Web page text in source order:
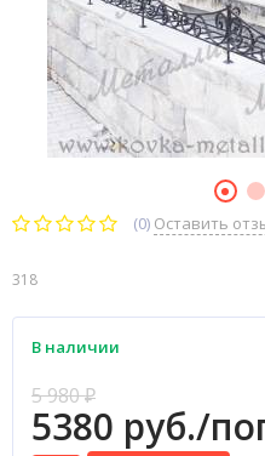
(0) Оставить
318
В наличии
5 980₽
5380 руб./